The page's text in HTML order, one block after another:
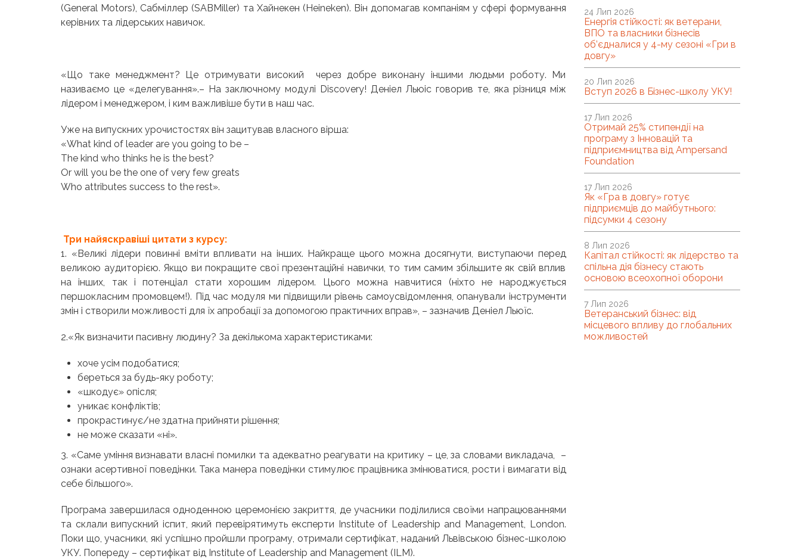
(General Motors), Сабміллер (SABMiller) та Хайнекен (Heineken). Він допомагав компаніям у сфері формування
керівних та лідерських навичок.
«Що таке менеджмент? Це отримувати високий через добре виконану іншими людьми роботу. Ми
називаємо це «делегування».– На заключному модулі Discovery! Деніел Льюіс говорив те, яка різниця між
лідером і менеджером, і ким важливіше бути в наш час.
Уже на випускних урочистостях він зацитував власного вірша:
«What kind of leader are you going to be –
The kind who thinks he is the best?
Or will you be the one of very few greats
Who attributes success to the rest».
Три найяскравіші цитати з курсу:
1. «Великі лідери повинні вміти впливати на інших. Найкраще цього можна досягнути, виступаючи перед
великою аудиторією. Якщо ви покращите свої презентаційні навички, то тим самим збільшите як свій вплив
на інших, так і потенціал стати хорошим лідером. Цього можна навчитися (ніхто не народжується
першокласним промовцем!). Під час модуля ми підвищили рівень самоусвідомлення, опанували інструменти
змін і створили можливості для їх апробації за допомогою практичних вправ», – зазначив Деніел Льюїс.
2.«Як визначити пасивну людину? За декількома характеристиками:
хоче усім подобатися;
береться за будь-яку роботу;
«шкодує» опісля;
уникає конфліктів;
прокрастинує/не здатна прийняти рішення;
не може сказати «ні».
3. «Саме уміння визнавати власні помилки та адекватно реагувати на критику – це, за словами викладача, –
ознаки асертивної поведінки. Така манера поведінки стимулює працівника змінюватися, рости і вимагати від
себе більшого».
Програма завершилася одноденною церемонією закриття, де учасники поділилися своїми напрацюваннями
та склали випускний іспит, який перевірятимуть експерти Institute of Leadership and Management, London.
Поки що, учасники, які успішно пройшли програму, отримали сертифікат, наданий Львівською бізнес-школою
УКУ. Попереду – сертифікат від Institute of Leadership and Management (ILM).
Енергія стійкості: як ветерани,
ВПО та власники бізнесів
об’єдналися у 4-му сезоні «Гри в
довгу»
24 Лип 2026
Вступ 2026 в Бізнес-школу УКУ!
20 Лип 2026
Отримай 25% стипендії на
програму з Інновацій та
підприємництва від Ampersand
Foundation
17 Лип 2026
Як «Гра в довгу» готує
підприємців до майбутнього:
підсумки 4 сезону
17 Лип 2026
Капітал стійкості: як лідерство та
спільна дія бізнесу стають
основою всеохопної оборони
8 Лип 2026
Ветеранський бізнес: від
місцевого впливу до глобальних
можливостей
7 Лип 2026